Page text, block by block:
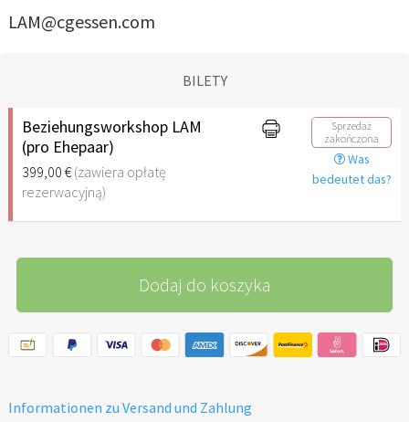
LAM@cgessen.com
BILETY
Beziehungsworkshop LAM
(pro Ehepaar)
399,00 €(zawiera opłatę
rezerwacyjną)
Sprzedaż
zakończona
Was
bedeutet das?
Dodaj do koszyka
Informationen zu Versand und Zahlung